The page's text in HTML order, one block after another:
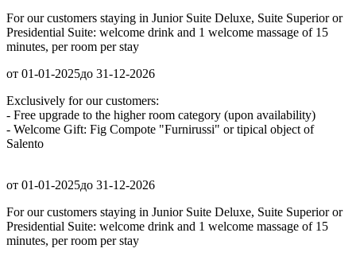
For our customers staying in Junior Suite Deluxe, Suite Superior or
Presidential Suite: welcome drink and 1 welcome massage of 15
minutes, per room per stay
от 01-01-2025до 31-12-2026
Exclusively for our customers:
- Free upgrade to the higher room category (upon availability)
- Welcome Gift: Fig Compote "Furnirussi" or tipical object of
Salento
от 01-01-2025до 31-12-2026
For our customers staying in Junior Suite Deluxe, Suite Superior or
Presidential Suite: welcome drink and 1 welcome massage of 15
minutes, per room per stay